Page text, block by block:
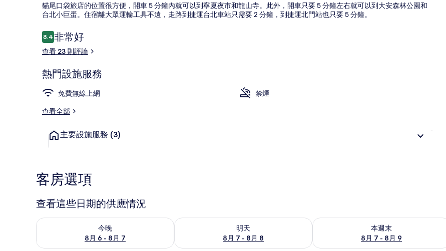
貓尾口袋旅店的位置很方便，開車 5 分鐘內就可以到寧夏夜市和龍山寺。此外，開車只要 5 分鐘左右就可以到大安森林公園和
台北小巨蛋。住宿離大眾運輸工具不遠，走路到捷運台北車站只需要 2 分鐘，到捷運北門站也只要 5 分鐘。
評
論
8.48.4 分，滿分 10 分，
非常好
查看 23 則評論
熱門設施服務
免費無線上網
禁煙
查看全部
主要設施服務 (3)
客房選項
查看這些日期的供應情況
今晚
8月 6 - 8月 7
查看今晚 (8月 6 - 8月 7) 的供應情況
明天
8月 7 - 8月 8
查看明天 (8月 7 - 8月 8) 的供應情況
本週末
8月 7 - 8月 9
查看本週末 (8月 7 - 8月 9) 的供應情況